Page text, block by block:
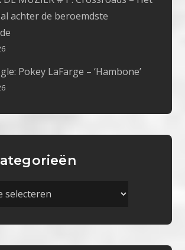
achter de beroemdste
Pokey LaFarge – ‘Hambone’